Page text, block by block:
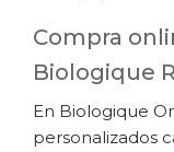
Compra
Biologique
En Biologique
personalizados